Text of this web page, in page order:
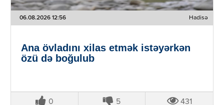
06.08.2026 12:56 Hadisə
Ana övladını xilas etmək istəyərkən
özü də boğulub
0 5 431